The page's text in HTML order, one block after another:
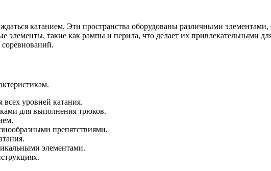
катанием. Эти пространства оборудованы различными
такие как рампы и перила, что делает их привлекательными
соревнований.
уровней катания.
для выполнения трюков.
препятствиями.
элементами.